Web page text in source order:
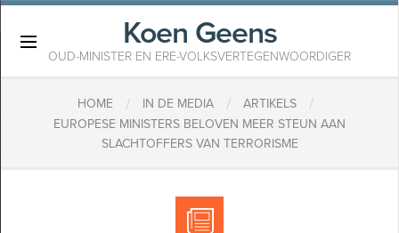
Koen Geens
OUD-MINISTER EN ERE-VOLKSVERTEGENWOORDIGER
HOME / IN DE MEDIA / ARTIKELS /
EUROPESE MINISTERS BELOVEN MEER STEUN AAN
SLACHTOFFERS VAN TERRORISME